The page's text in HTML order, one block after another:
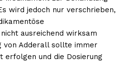
wird jedoch nur verschrieben,
ausreichend wirksam
von Adderall sollte immer
erfolgen und die Dosierung